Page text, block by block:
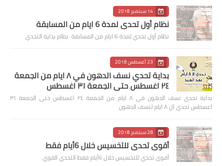
14 سبتمبر 2018
نظام أول تحدي لمدة 6 ايام من المسابقة
نظام أول تحدي لمدة 6 ايام من المسابقة نظام بداية التحدي
23 أغسطس 2018
بداية تحدي نسف الدهون في ٨ ايام من الجمعة
٢٤ اغسطس حتى الجمعة ٣١ اغسطس
بداية تحدي نسف الدهون في ٨ ايام من الجمعة ٢٤ اغسطس حتى الجمعة ٣١
اغسطس تحدي ال ٨ ايام لنسف الدهون
28 سبتمبر 2018
أقوى تحدي للتخسيس خلال 6أيام فقط
أقوى تحدي للتخسيس خلال 6أيام فقط التحدي القوي